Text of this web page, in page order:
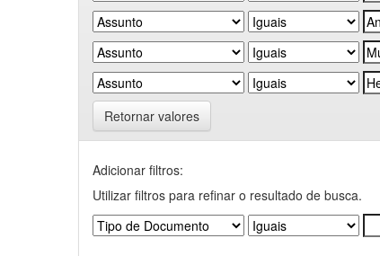
Retornar valores
Adicionar filtros:
Utilizar filtros para refinar o resultado de busca.